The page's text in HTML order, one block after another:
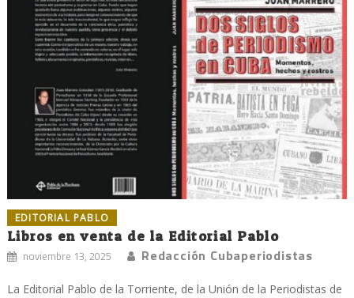
EDITORIAL PABLO
Libros en venta de la Editorial Pablo
noviembre 13, 2025 Redacción Cubaperiodistas
La Editorial Pablo de la Torriente, de la Unión de la Periodistas de